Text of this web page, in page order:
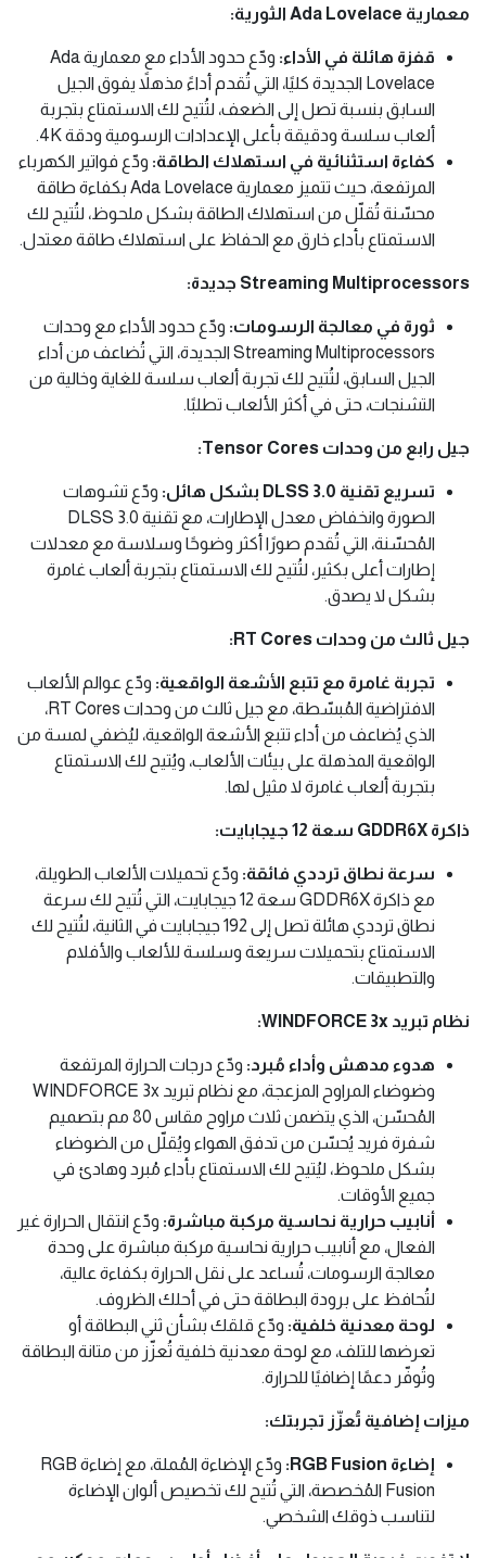
معمارية Ada Lovelace الثورية:
قفزة هائلة في الأداء:
ودّع حدود الأداء مع معمارية Ada
Lovelace الجديدة كليًا، التي تُقدم أداءً مذهلاً يفوق الجيل
السابق بنسبة تصل إلى الضعف، لتُتيح لك الاستمتاع بتجربة
ألعاب سلسة ودقيقة بأعلى الإعدادات الرسومية ودقة 4K.
كفاءة استثنائية في استهلاك الطاقة: ودّع فواتير الكهرباء
المرتفعة، حيث تتميز معمارية Ada Lovelace بكفاءة طاقة
محسّنة تُقلّل من استهلاك الطاقة بشكل ملحوظ، لتُتيح لك
الاستمتاع بأداء خارق مع الحفاظ على استهلاك طاقة معتدل.
Streaming Multiprocessors جديدة:
ثورة في معالجة الرسومات: ودّع حدود الأداء مع وحدات
Streaming Multiprocessors الجديدة، التي تُضاعف من أداء
الجيل السابق، لتُتيح لك تجربة ألعاب سلسة للغاية وخالية من
التشنجات، حتى في أكثر الألعاب تطلبًا.
جيل رابع من وحدات Tensor Cores:
تسريع تقنية DLSS 3.0 بشكل هائل:
ودّع تشوهات
الصورة وانخفاض معدل الإطارات، مع تقنية DLSS 3.0
المُحسّنة، التي تُقدم صورًا أكثر وضوحًا وسلاسة مع معدلات
إطارات أعلى بكثير، لتُتيح لك الاستمتاع بتجربة ألعاب غامرة
بشكل لا يصدق.
جيل ثالث من وحدات RT Cores:
تجربة غامرة مع تتبع الأشعة الواقعية: ودّع عوالم الألعاب
الافتراضية المُبسّطة، مع جيل ثالث من وحدات RT Cores،
الذي يُضاعف من أداء تتبع الأشعة الواقعية، ليُضفي لمسة من
الواقعية المذهلة على بيئات الألعاب، ويُتيح لك الاستمتاع
بتجربة ألعاب غامرة لا مثيل لها.
ذاكرة GDDR6X سعة 12 جيجابايت:
سرعة نطاق ترددي فائقة: ودّع تحميلات الألعاب الطويلة،
مع ذاكرة GDDR6X سعة 12 جيجابايت، التي تُتيح لك سرعة
نطاق ترددي هائلة تصل إلى 192 جيجابايت في الثانية، لتُتيح لك
الاستمتاع بتحميلات سريعة وسلسة للألعاب والأفلام
والتطبيقات.
نظام تبريد WINDFORCE 3x:
هدوء مدهش وأداء مُبرد: ودّع درجات الحرارة المرتفعة
وضوضاء المراوح المزعجة، مع نظام تبريد WINDFORCE 3x
المُحسّن، الذي يتضمن ثلاث مراوح مقاس 80 مم بتصميم
شفرة فريد يُحسّن من تدفق الهواء ويُقلّل من الضوضاء
بشكل ملحوظ، ليُتيح لك الاستمتاع بأداء مُبرد وهادئ في
جميع الأوقات.
أنابيب حرارية نحاسية مركبة مباشرة: ودّع انتقال الحرارة غير
الفعال، مع أنابيب حرارية نحاسية مركبة مباشرة على وحدة
معالجة الرسومات، تُساعد على نقل الحرارة بكفاءة عالية،
لتُحافظ على برودة البطاقة حتى في أحلك الظروف.
لوحة معدنية خلفية: ودّع قلقك بشأن ثني البطاقة أو
تعرضها للتلف، مع لوحة معدنية خلفية تُعزّز من متانة البطاقة
وتُوفّر دعمًا إضافيًا للحرارة.
ميزات إضافية تُعزّز تجربتك:
إضاءة RGB Fusion:
ودّع الإضاءة المُملة، مع إضاءة RGB
Fusion المُخصصة، التي تُتيح لك تخصيص ألوان الإضاءة
لتناسب ذوقك الشخصي.